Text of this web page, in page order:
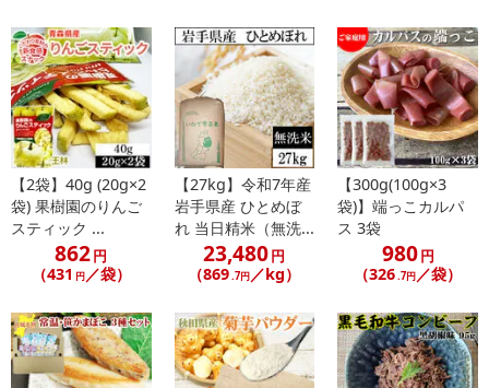
また、[新たな加工食品の原料原産地表示制度]の経過措置期間の終
了により、商品詳細内に記載の原産国・原材料の表記が旧表記の場
合がございます。
あらかじめご了承いただいた上でお申込みください。なお、本理由
によるお申込み後のキャンセル・返品交換は対応いたしかねます。
【お支払いについて】
※送料はお試し費用に含まれております。
※d払い、PayPay、au PAY、au PAY（auかんたん決済）、ソフトバ
ンクまとめて支払い、楽天ペイ、メルペイ、AEON Pay、Amazon
Payでお支払いの場合、決済のため外部サイトへ遷移します。
※予約商品は決済手段ごとに定められた決済期限日にお支払いを完
了することがございます。ご了承いただいたうえでお申し込みくだ
さい。
【2袋】40g (20g×2
袋) 果樹園のりんご
スティック ...
862円
（431 円／袋）
【27kg】令和7年産
岩手県産 ひとめぼ
れ 当日精米（無洗...
23,480円
（869 .7円 ／kg）
【300g(100g×3
袋)】端っこカルパ
ス 3袋
980円
（326 .7円 ／袋）